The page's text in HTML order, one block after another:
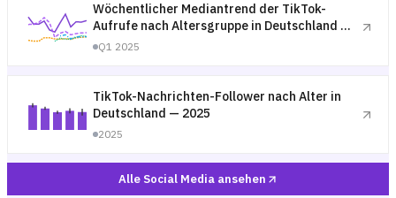
Wöchentlicher Mediantrend der TikTok-
Aufrufe nach Altersgruppe in Deutschland —
Q1 2025
Q1 2025
TikTok-Nachrichten-Follower nach Alter in
Deutschland — 2025
2025
Alle Social Media ansehen